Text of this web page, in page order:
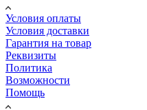
Условия оплаты
Условия доставки
Гарантия на товар
Реквизиты
Политика
Возможности
Помощь